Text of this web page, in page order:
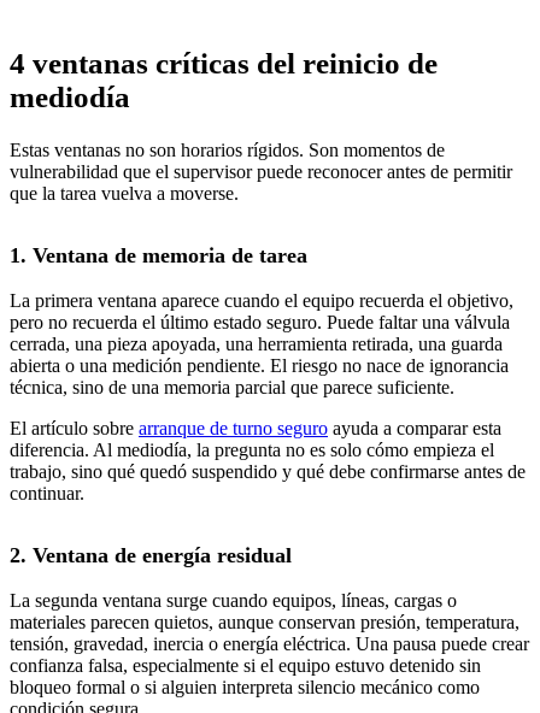
4 ventanas críticas del reinicio de
mediodía
Estas ventanas no son horarios rígidos. Son momentos de
vulnerabilidad que el supervisor puede reconocer antes de permitir
que la tarea vuelva a moverse.
1. Ventana de memoria de tarea
La primera ventana aparece cuando el equipo recuerda el objetivo,
pero no recuerda el último estado seguro. Puede faltar una válvula
cerrada, una pieza apoyada, una herramienta retirada, una guarda
abierta o una medición pendiente. El riesgo no nace de ignorancia
técnica, sino de una memoria parcial que parece suficiente.
El artículo sobre arranque de turno seguro ayuda a comparar esta
diferencia. Al mediodía, la pregunta no es solo cómo empieza el
trabajo, sino qué quedó suspendido y qué debe confirmarse antes de
continuar.
2. Ventana de energía residual
La segunda ventana surge cuando equipos, líneas, cargas o
materiales parecen quietos, aunque conservan presión, temperatura,
tensión, gravedad, inercia o energía eléctrica. Una pausa puede crear
confianza falsa, especialmente si el equipo estuvo detenido sin
bloqueo formal o si alguien interpreta silencio mecánico como
condición segura.